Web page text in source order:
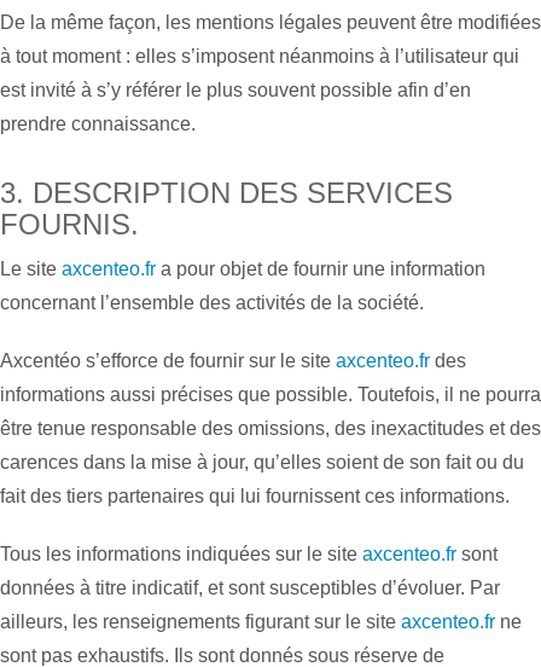
De la même façon, les mentions légales peuvent être modifiées
à tout moment : elles s’imposent néanmoins à l’utilisateur qui
est invité à s’y référer le plus souvent possible afin d’en
prendre connaissance.
3. DESCRIPTION DES SERVICES
FOURNIS.
Le site axcenteo.fr a pour objet de fournir une information
concernant l’ensemble des activités de la société.
Axcentéo s’efforce de fournir sur le site axcenteo.fr des
informations aussi précises que possible. Toutefois, il ne pourra
être tenue responsable des omissions, des inexactitudes et des
carences dans la mise à jour, qu’elles soient de son fait ou du
fait des tiers partenaires qui lui fournissent ces informations.
Tous les informations indiquées sur le site axcenteo.fr sont
données à titre indicatif, et sont susceptibles d’évoluer. Par
ailleurs, les renseignements figurant sur le site axcenteo.fr ne
sont pas exhaustifs. Ils sont donnés sous réserve de